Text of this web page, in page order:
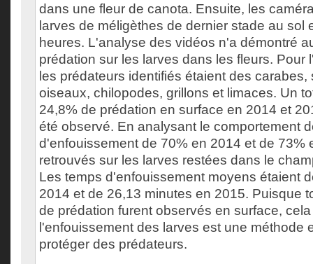
dans une fleur de canota. Ensuite, les
larves de méligèthes de dernier stade au sol
heures. L'analyse des vidéos n'a démontré
prédation sur les larves dans les fleurs. Pour
les prédateurs identifiés étaient des carabes,
oiseaux, chilopodes, grillons et limaces. Un
24,8% de prédation en surface en 2014 et
été observé. En analysant le comportement
d'enfouissement de 70% en 2014 et de 73%
retrouvés sur les larves restées dans le
Les temps d'enfouissement moyens étaient
2014 et de 26,13 minutes en 2015. Puisque
de prédation furent observés en surface,
l'enfouissement des larves est une méthode
protéger des prédateurs.